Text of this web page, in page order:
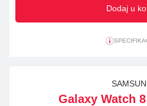
Dodaj u
Galaxy Watch